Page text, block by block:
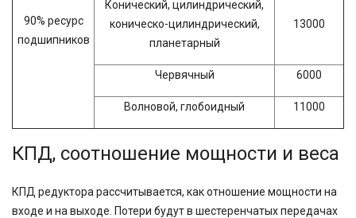
90% ресурс
подшипников
Конический, цилиндрический,
коническо-цилиндрический,
планетарный
13000
Червячный 6000
Волновой, глобоидный 11000
КПД, соотношение мощности и веса
КПД редуктора рассчитывается, как отношение мощности на
входе и на выходе. Потери будут в шестеренчатых передачах